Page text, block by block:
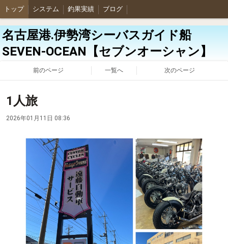
トップ システム 釣果実績 ブログ
名古屋港.伊勢湾シーバスガイド船
SEVEN-OCEAN【セブンオーシャン】
前のページ 一覧へ 次のページ
1人旅
2026年01月11日 08:36